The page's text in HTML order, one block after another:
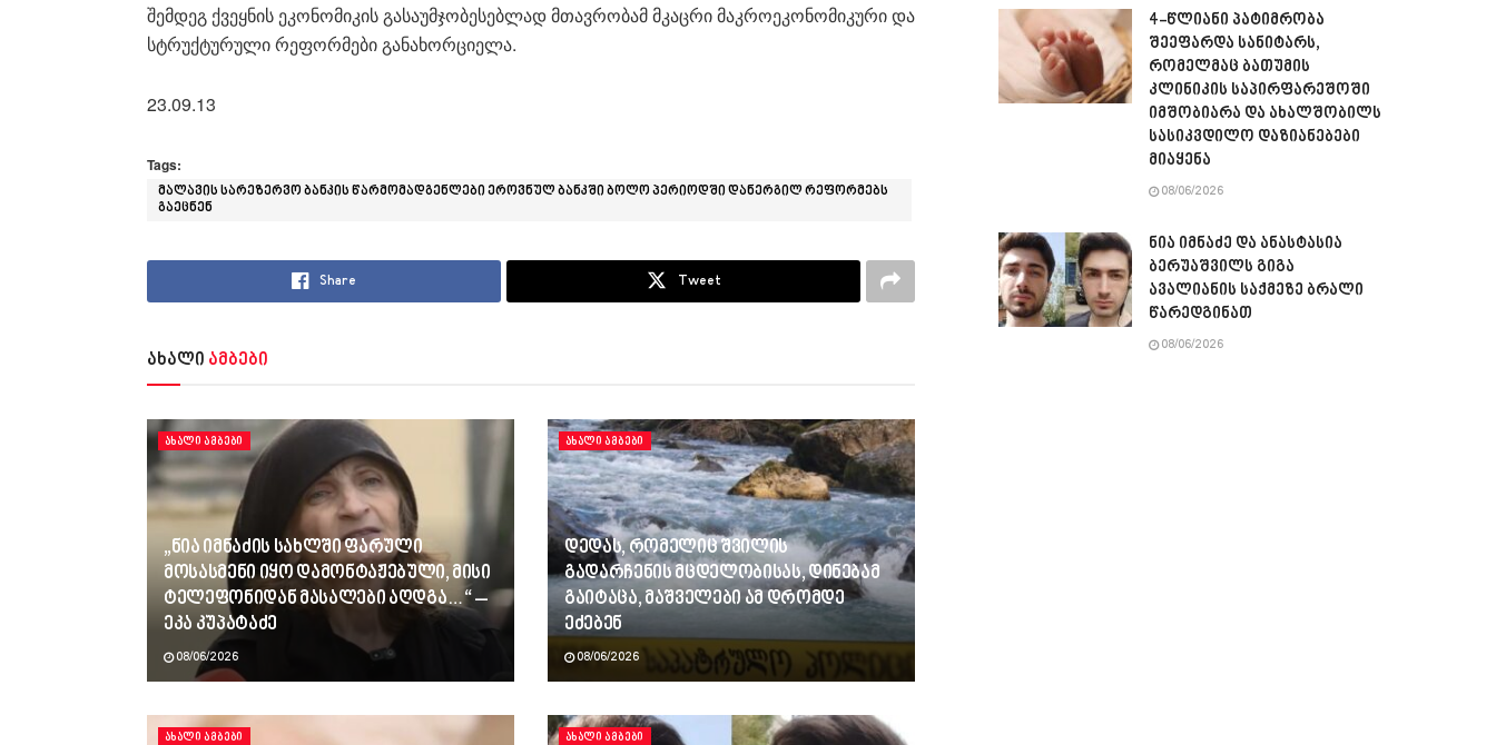
შემდეგ ქვეყნის ეკონომიკის გასაუმჯობესებლად მთავრობამ მკაცრი მაკროეკონომიკური და
სტრუქტურული რეფორმები განახორციელა.
23.09.13
Tags:
მალავის სარეზერვო ბანკის წარმომადგენლები ეროვნულ ბანკში ბოლო პერიოდში დანერგილ რეფორმებს
გაეცნენ
Share Tweet
ახალი ამბები
ᲐᲮᲐᲚᲘ ᲐᲛᲑᲔᲑᲘ
„ნია იმნაძის სახლში ფარული
მოსასმენი იყო დამონტაჟებული, მისი
ტელეფონიდან მასალები აღდგა…“ –
ეკა კუპატაძე
08/06/2026
ᲐᲮᲐᲚᲘ ᲐᲛᲑᲔᲑᲘ
დედას, რომელიც შვილის
გადარჩენის მცდელობისას, დინებამ
გაიტაცა, მაშველები ამ დრომდე
ეძებენ
08/06/2026
ᲐᲮᲐᲚᲘ ᲐᲛᲑᲔᲑᲘ ᲐᲮᲐᲚᲘ ᲐᲛᲑᲔᲑᲘ
4-წლიანი პატიმრობა
შეეფარდა სანიტარს,
რომელმაც ბათუმის
კლინიკის საპირფარეშოში
იმშობიარა და ახალშობილს
სასიკვდილო დაზიანებები
მიაყენა
08/06/2026
ნია იმნაძე და ანასტასია
ბერუაშვილს გიგა
ავალიანის საქმეზე ბრალი
წარედგინათ
08/06/2026